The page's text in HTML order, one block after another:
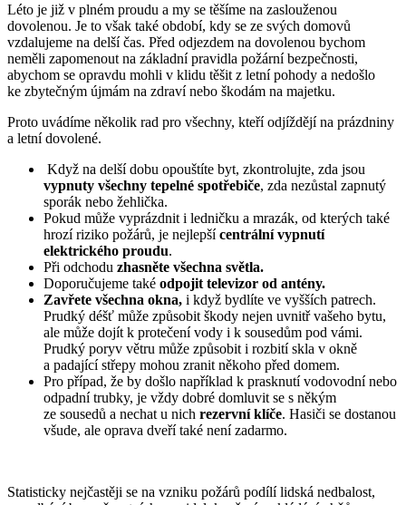
Léto je již v plném proudu a my se těšíme na zaslouženou
dovolenou. Je to však také období, kdy se ze svých domovů
vzdalujeme na delší čas. Před odjezdem na dovolenou bychom
neměli zapomenout na základní pravidla požární bezpečnosti,
abychom se opravdu mohli v klidu těšit z letní pohody a nedošlo
ke zbytečným újmám na zdraví nebo škodám na majetku.
Proto uvádíme několik rad pro všechny, kteří odjíždějí na prázdniny
a letní dovolené.
Když na delší dobu opouštíte byt, zkontrolujte, zda jsou
vypnuty všechny tepelné spotřebiče, zda nezůstal zapnutý
sporák nebo žehlička.
Pokud může vyprázdnit i ledničku a mrazák, od kterých také
hrozí riziko požárů, je nejlepšícentrální vypnutí
elektrického proudu.
Při odchodu zhasněte všechna světla.
Doporučujeme také odpojit televizor od antény.
Zavřete všechna okna, i když bydlíte ve vyšších patrech.
Prudký déšť může způsobit škody nejen uvnitř vašeho bytu,
ale může dojít k protečení vody i k sousedům pod vámi.
Prudký poryv větru může způsobit i rozbití skla v okně
a padající střepy mohou zranit někoho před domem.
Pro případ, že by došlo například k prasknutí vodovodní nebo
odpadní trubky, je vždy dobré domluvit se s někým
ze sousedů a nechat u nich rezervní klíče. Hasiči se dostanou
všude, ale oprava dveří také není zadarmo.
Statisticky nejčastěji se na vzniku požárů podílí lidská nedbalost,